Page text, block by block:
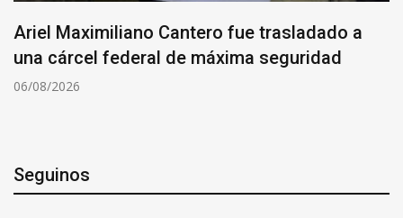
Ariel Maximiliano Cantero fue trasladado a
una cárcel federal de máxima seguridad
06/08/2026
Seguinos